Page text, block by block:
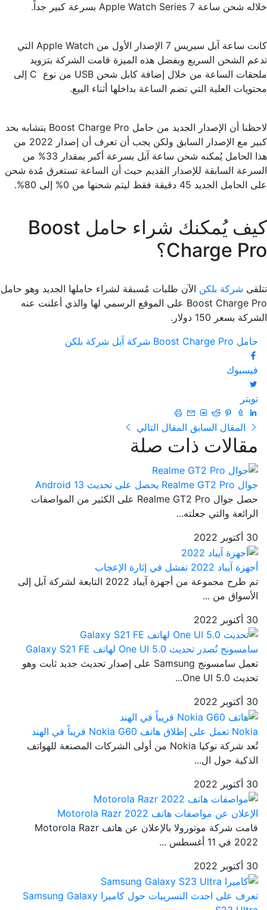
خلاله شحن ساعة Apple Watch Series 7 بسرعة كبير جداً.
كانت ساعة آبل سيريس 7 الإصدار الأول من Apple Watch التي
تدعم الشحن السريع وبفضل هذه الميزة قامت الشركة بتزويد
ملحقات الساعة من خلال إضافة كابل شحن USB من نوع C إلى
محتويات العلبة التي تضم الساعة بداخلها أثناء البيع.
لاحظنا أن الإصدار الجديد من حامل Boost Charge Pro يتشابه بحد
كبير مع الإصدار السابق ولكن يجب أن تعرف أن إصدار 2022 من
هذا الحامل يُمكنه شحن ساعة آبل بسرعة أكبر بمقدار 33% من
السرعة السابقة للإصدار القديم حيث أن الساعة تستغرق مُدة شحن
على الحامل الجديد 45 دقيقة فقط ليتم شحنها من 0% إلى 80%.
كيف يُمكنك شراء حامل Boost
Charge Pro؟
تتلقى شركة بلكن الآن طلبات مُسبقة لشراء حاملها الجديد وهو حامل
Boost Charge Pro على الموقع الرسمي لها والذي أعلنت عنه
الشركة بسعر 150 دولار.
حامل Boost Charge Pro
شركة آبل شركة بلكن
فيسبوك
تويتر
المقال السابق المقال التالي
مقالات ذات صلة
جوال Realme GT2 Pro يحصل على تحديث Android 13
حصل جوال Realme GT2 Pro على الكثير من المواصفات
الرائعة والتي جعلته...
30 أكتوبر 2022
أجهزة آيباد 2022 تفشل في إثارة الإعجاب
تم طرح مجموعة من أجهزة آيباد 2022 التابعة لشركة آبل إلى
الأسواق من ...
30 أكتوبر 2022
سامسونج تُصدر تحديث One UI 5.0 لهاتف Galaxy S21 FE
تعمل سامسونج Samsung على إصدار تحديث جديد ثابت وهو
تحديث One UI 5.0...
30 أكتوبر 2022
Nokia تعمل على إطلاق هاتف Nokia G60 قريباً في الهند
تُعد شركة نوكيا Nokia من أولى الشركات المصنعة للهواتف
الذكية حول ال...
30 أكتوبر 2022
الإعلان عن مواصفات هاتف Motorola Razr 2022
قامت شركة موتورولا بالإعلان عن هاتف Motorola Razr
2022 في 11 أغسطس ...
30 أكتوبر 2022
تعرف على احدث التسريبات حول كاميرا Samsung Galaxy